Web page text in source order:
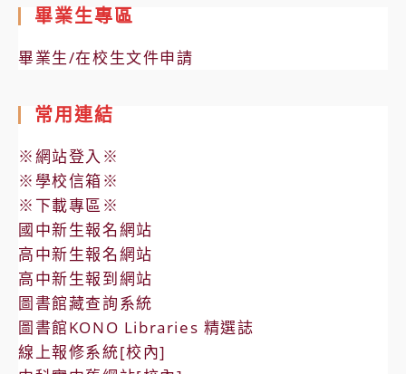
畢業生專區
畢業生/在校生文件申請
常用連結
※網站登入※
※學校信箱※
※下載專區※
國中新生報名網站
高中新生報名網站
高中新生報到網站
圖書館藏查詢系統
圖書館KONO Libraries 精選誌
線上報修系統[校內]